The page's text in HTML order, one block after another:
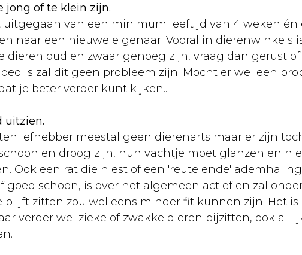
jong of te klein zijn.
van een minimum leeftijd van 4 weken
naar een nieuwe eigenaar. Vooral in dierenwinkels
dieren oud en zwaar genoeg zijn, vraag dan gerust
is zal dit geen probleem zijn. Mocht er wel een
je beter verder kunt kijken....
uitzien.
meestal geen dierenarts maar er zijn
en droog zijn, hun vachtje moet glanzen en
Ook een rat die niest of een 'reutelende'
goed schoon, is over het algemeen actief en zal
blijft zitten zou wel eens minder fit kunnen zijn. Het
verder wel zieke of zwakke dieren bijzitten, ook al